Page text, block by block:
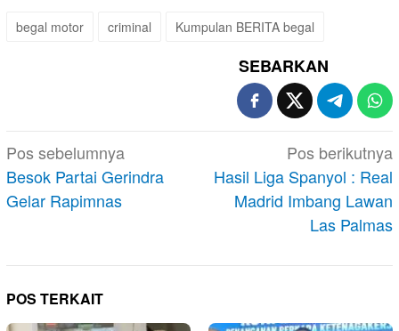
begal motor criminal Kumpulan BERITA begal
SEBARKAN
Navigasi
pos
Pos sebelumnya
Besok Partai Gerindra
Gelar Rapimnas
Pos berikutnya
Hasil Liga Spanyol : Real
Madrid Imbang Lawan
Las Palmas
POS TERKAIT